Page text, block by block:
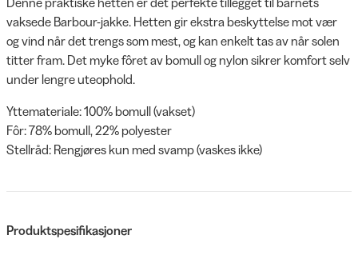
vaksede Barbour-jakke. Hetten gir ekstra beskyttelse mot vær
og vind når det trengs som mest, og kan enkelt tas av når solen
titter fram. Det myke fôret av bomull og nylon sikrer komfort selv
under lengre uteophold.
Yttemateriale: 100% bomull (vakset)
Fôr: 78% bomull, 22% polyester
Stellråd: Rengjøres kun med svamp (vaskes ikke)
Produktspesifikasjoner